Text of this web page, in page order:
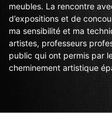
meubles. La rencontre
d’expositions et de
ma sensibilité et ma
artistes, professeurs
public qui ont permis par
cheminement artistique